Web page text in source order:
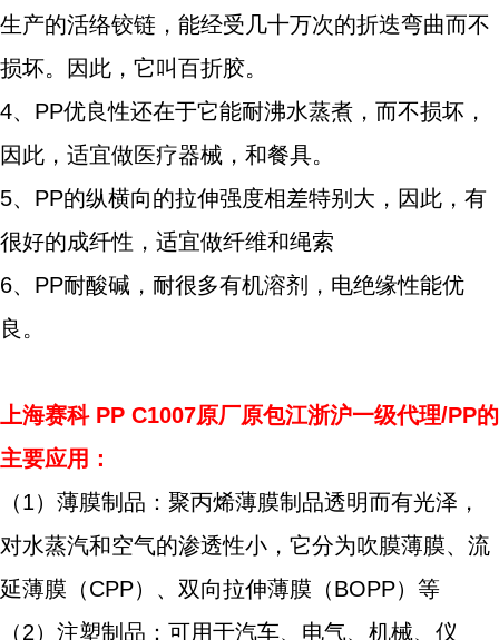
生产的活络铰链，能经受几十万次的折迭弯曲而不
损坏。因此，它叫百折胶。
4、PP优良性还在于它能耐沸水蒸煮，而不损坏，
因此，适宜做医疗器械，和餐具。
5、PP的纵横向的拉伸强度相差特别大，因此，有
很好的成纤性，适宜做纤维和绳索
6、PP耐酸碱，耐很多有机溶剂，电绝缘性能优
良。
上海赛科 PP C1007原厂原包江浙沪一级代理/PP的
主要应用：
（1）薄膜制品：聚丙烯薄膜制品透明而有光泽，
对水蒸汽和空气的渗透性小，它分为吹膜薄膜、流
延薄膜（CPP）、双向拉伸薄膜（BOPP）等
（2）注塑制品：可用于汽车、电气、机械、仪